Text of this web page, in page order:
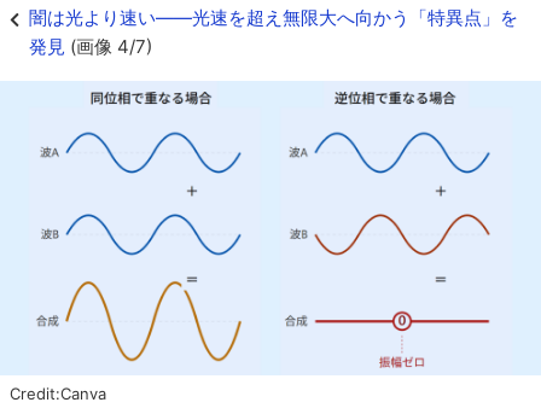
闇は光より速い――光速を超え無限大へ向かう「特異点」を
発見 (画像 4/7)
Credit:Canva